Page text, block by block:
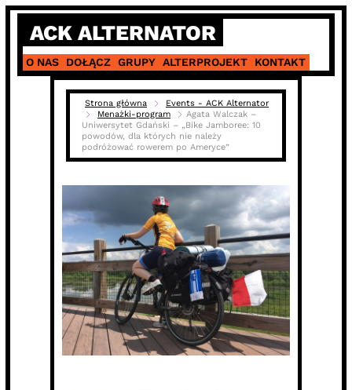
Skip
content
ACK ALTERNATOR
O NAS DOŁĄCZ GRUPY ALTERPROJEKT KONTAKT
Strona główna
Events - ACK Alternator
Menażki-program
Agata Walczak –
Uniwersytet Gdański – „Bike Jamboree: 10
powodów, dla których nie należy
podróżować rowerem po Ameryce”